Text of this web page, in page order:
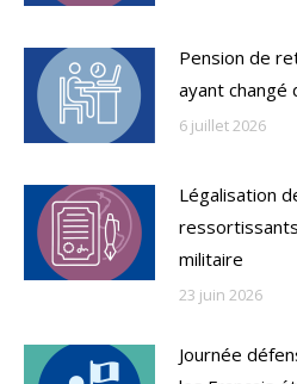
Pension de
ayant changé
6 juillet 2026
Légalisation
militaire
23 juin 2026
Journée